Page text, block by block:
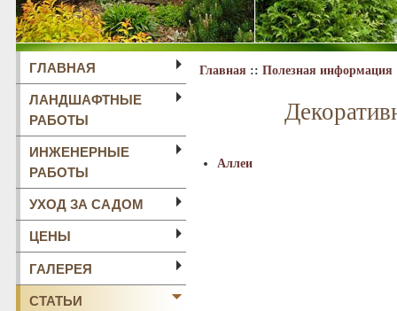
ГЛАВНАЯ
ЛАНДШАФТНЫЕ
РАБОТЫ
ИНЖЕНЕРНЫЕ
РАБОТЫ
УХОД ЗА САДОМ
ЦЕНЫ
ГАЛЕРЕЯ
СТАТЬИ
Главная :: Полезная информация
Аллеи